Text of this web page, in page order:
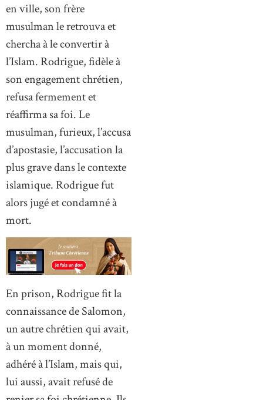
en ville, son frère
musulman le retrouva et
chercha à le convertir à
l’Islam. Rodrigue, fidèle à
son engagement chrétien,
refusa fermement et
réaffirma sa foi. Le
musulman, furieux, l’accusa
d’apostasie, l’accusation la
plus grave dans le contexte
islamique. Rodrigue fut
alors jugé et condamné à
mort.
En prison, Rodrigue fit la
connaissance de Salomon,
un autre chrétien qui avait,
à un moment donné,
adhéré à l’Islam, mais qui,
lui aussi, avait refusé de